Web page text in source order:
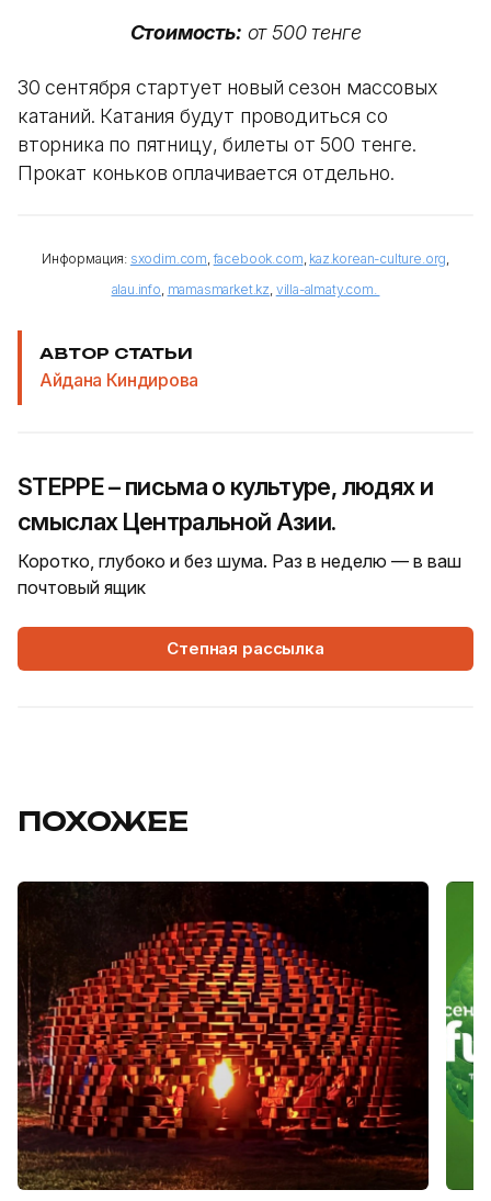
Стоимость: от 500 тенге
30 сентября стартует новый сезон массовых
катаний. Катания будут проводиться со
вторника по пятницу, билеты от 500 тенге.
Прокат коньков оплачивается отдельно.
Информация: sxodim.com ,facebook.com kaz.korean-culture.org
alau.info mamasmarket.kz villa-almaty.com.
АВТОР СТАТЬИ
Айдана Киндирова
STEPPE – письма о культуре, людях и
смыслах Центральной Азии.
Коротко, глубоко и без шума. Раз в неделю — в ваш
почтовый ящик
Степная рассылка
ПОХОЖЕЕ